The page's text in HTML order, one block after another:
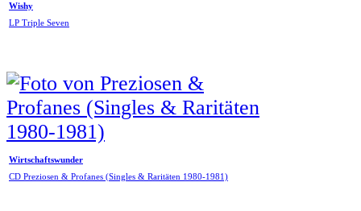
Wishy
LP Triple Seven
Wirtschaftswunder
CD Preziosen & Profanes (Singles & Raritäten 1980-1981)